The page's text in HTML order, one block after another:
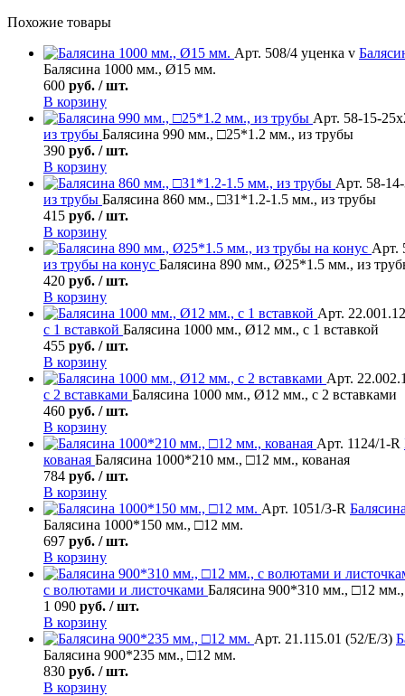
Похожие товары
Арт. 508/4 уценка v
Балясина 1000 мм., Ø15 мм.
600 руб. / шт.
В корзину
Арт. 58-15-
из трубы Балясина 990 мм., □25*1.2 мм., из трубы
390 руб. / шт.
В корзину
Арт. 58-
из трубы Балясина 860 мм., □31*1.2-1.5 мм., из трубы
415 руб. / шт.
В корзину
Арт.
из трубы на конус Балясина 890 мм., Ø25*1.5 мм., из
420 руб. / шт.
В корзину
Арт. 22.001.12
с 1 вставкой Балясина 1000 мм., Ø12 мм., с 1 вставкой
455 руб. / шт.
В корзину
Арт.
с 2 вставками Балясина 1000 мм., Ø12 мм., с 2 вставками
460 руб. / шт.
В корзину
Арт. 1124/1-R
кованая Балясина 1000*210 мм., □12 мм., кованая
784 руб. / шт.
В корзину
Арт. 1051/3-R
Балясина 1000*150 мм., □12 мм.
697 руб. / шт.
В корзину
с волютами и листочками Балясина 900*310 мм., □12
1 090 руб. / шт.
В корзину
Арт. 21.115.01 (52/Е/3)
Балясина 900*235 мм., □12 мм.
830 руб. / шт.
В корзину